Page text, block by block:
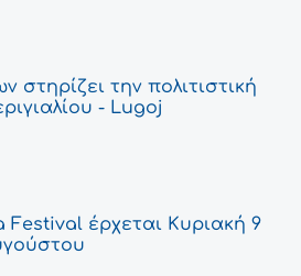
στηρίζει την πολιτιστική
- Lugoj
έρχεται Κυριακή 9